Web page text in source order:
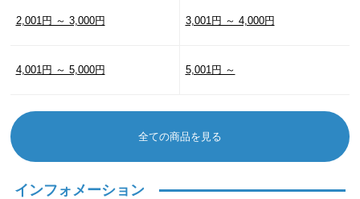
2,001円 ～ 3,000円 3,001円 ～ 4,000円
4,001円 ～ 5,000円 5,001円 ～
全ての商品を見る
インフォメーション